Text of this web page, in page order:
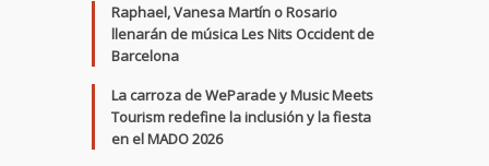
Raphael, Vanesa Martín o Rosario
llenarán de música Les Nits Occident de
Barcelona
La carroza de WeParade y Music Meets
Tourism redefine la inclusión y la fiesta
en el MADO 2026